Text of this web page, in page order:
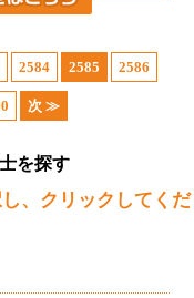
2584 2585 2586
次 ≫
を探す
、クリックしてくだ